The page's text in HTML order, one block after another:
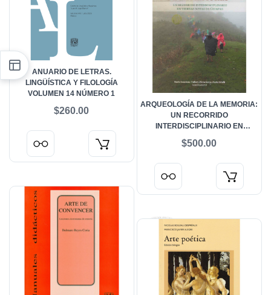
ANUARIO DE LETRAS.
LINGÜÍSTICA Y FILOLOGÍA
VOLUMEN 14 NÚMERO 1
$260.00
ARQUEOLOGÍA DE LA MEMORIA:
UN RECORRIDO
INTERDISCIPLINARIO EN
$500.00